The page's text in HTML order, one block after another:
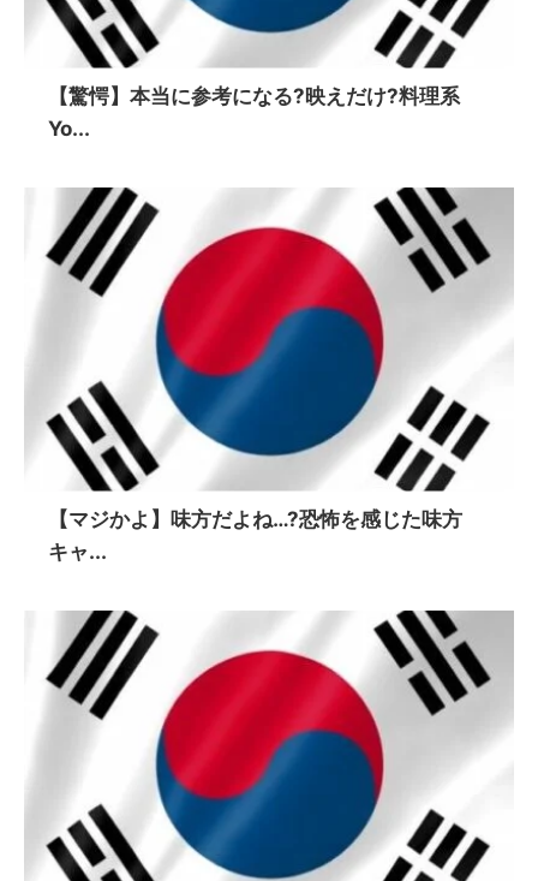
【驚愕】本当に参考になる?映えだけ?料理系
Yo...
【マジかよ】味方だよね…?恐怖を感じた味方
キャ...